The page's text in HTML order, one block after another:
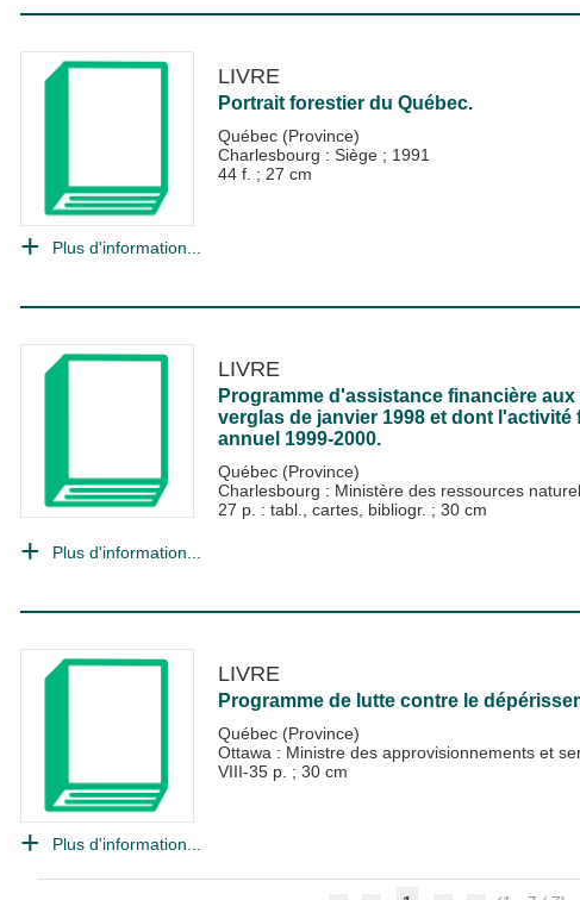
LIVRE
Portrait forestier du Québec.
Québec (Province)
Charlesbourg : Siège ; 1991
44 f. ; 27 cm
Plus d'information...
LIVRE
Programme d'assistance financière
verglas de janvier 1998 et dont
annuel 1999-2000.
Québec (Province)
Charlesbourg : Ministère des ressources
27 p. : tabl., cartes, bibliogr. ; 30 cm
Plus d'information...
LIVRE
Programme de lutte contre le
Québec (Province)
Ottawa : Ministre des approvisionnements et
VIII-35 p. ; 30 cm
Plus d'information...